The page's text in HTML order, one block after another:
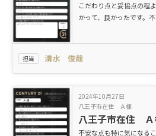
こだわり点と妥協点の程
かって、良かったです。
担当 清水 俊哉
2024年10月27日
八王子市在住 Ａ様
八王子市在住 Ａ
不安な点も特に気になる